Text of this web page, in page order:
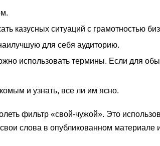
казусных ситуаций с грамотностью
для себя аудиторию.
использовать термины. Если для
и узнать, все ли им ясно.
фильтр «свой-чужой». Это
слова в опубликованном материале